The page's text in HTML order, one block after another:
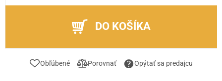
DO KOŠÍKA
Obľúbené Porovnať Opýtať sa predajcu